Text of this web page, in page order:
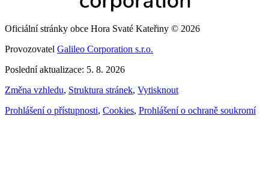
Oficiální stránky obce Hora Svaté Kateřiny © 2026
Provozovatel Galileo Corporation s.r.o.
Poslední aktualizace: 5. 8. 2026
Změna vzhledu, Struktura stránek, Vytisknout
Prohlášení o přístupnosti, Cookies, Prohlášení o ochraně soukromí